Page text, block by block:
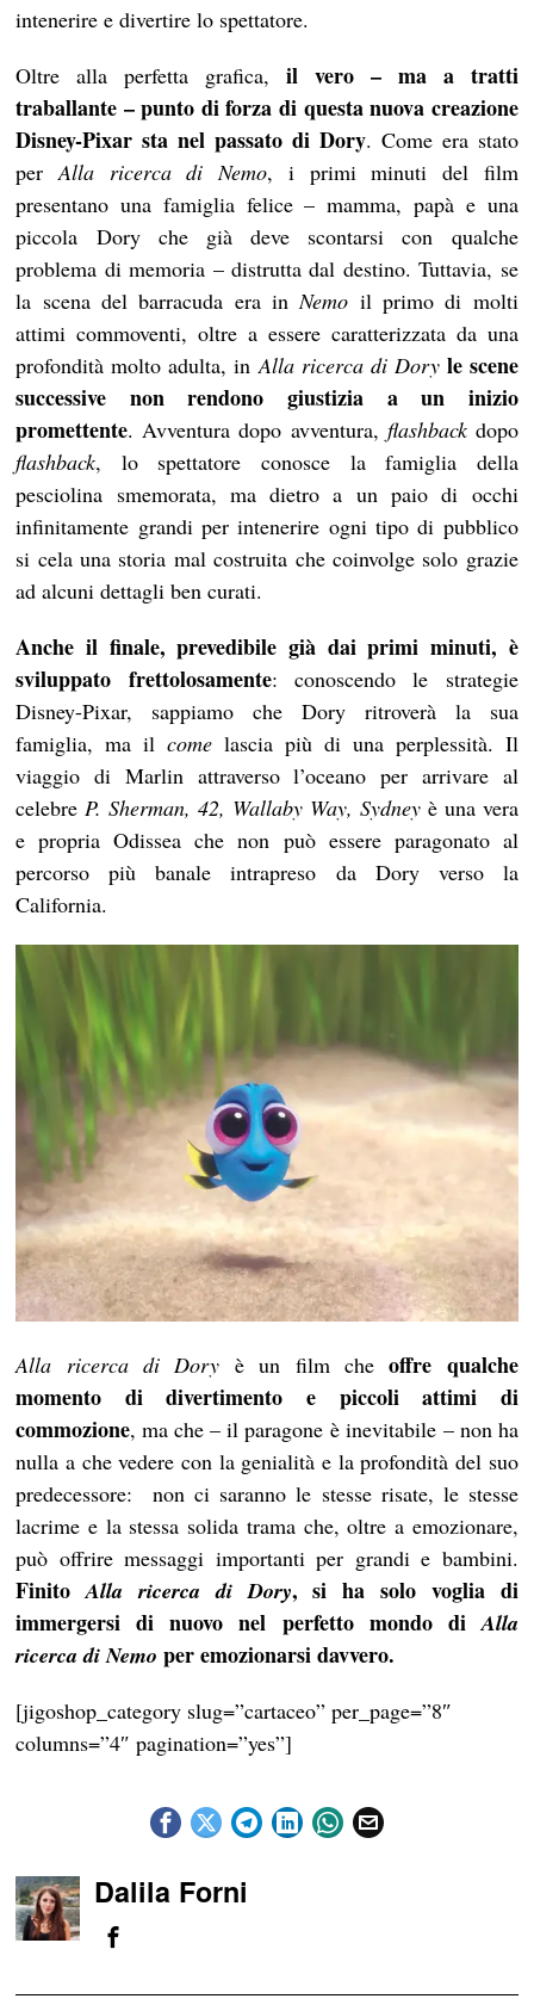
intenerire e divertire lo spettatore.
Oltre alla perfetta grafica, il vero – ma a tratti
traballante – punto di forza di questa nuova creazione
Disney-Pixar sta nel passato di Dory. Come era stato
perAlla ricerca di Nemo, i primi minuti del film
presentano una famiglia felice – mamma, papà e una
piccola Dory che già deve scontarsi con qualche
problema di memoria – distrutta dal destino. Tuttavia, se
la scena del barracuda era inNemo il primo di molti
attimi commoventi, oltre a essere caratterizzata da una
profondità molto adulta, inAlla ricerca di Dory le scene
successive non rendono giustizia a un inizio
promettente. Avventura dopo avventura, flashbackdopo
flashback, lo spettatore conosce la famiglia della
pesciolina smemorata, ma dietro a un paio di occhi
infinitamente grandi per intenerire ogni tipo di pubblico
si cela una storia mal costruita che coinvolge solo grazie
ad alcuni dettagli ben curati.
Anche il finale, prevedibile già dai primi minuti, è
sviluppato frettolosamente: conoscendo le strategie
Disney-Pixar, sappiamo che Dory ritroverà la sua
famiglia, ma ilcome lascia più di una perplessità. Il
viaggio di Marlin attraverso l’oceano per arrivare al
celebreP. Sherman, 42, Wallaby Way, Sydneyè una vera
e propria Odissea che non può essere paragonato al
percorso più banale intrapreso da Dory verso la
California.
Alla ricerca di Dory è un film cheoffre qualche
momento di divertimento e piccoli attimi di
commozione, ma che – il paragone è inevitabile – non ha
nulla a che vedere con la genialità e la profondità del suo
predecessore: non ci saranno le stesse risate, le stesse
lacrime e la stessa solida trama che, oltre a emozionare,
può offrire messaggi importanti per grandi e bambini.
FinitoAlla ricerca di Dory, si ha solo voglia di
immergersi di nuovo nel perfetto mondo diAlla
ricerca di Nemo per emozionarsi davvero.
[jigoshop_category slug=”cartaceo” per_page=”8″
columns=”4″ pagination=”yes”]
Dalila Forni